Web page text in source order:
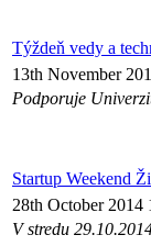
Týždeň vedy a
13th November
Podporuje
Startup Weekend
28th October 2014
V stredu